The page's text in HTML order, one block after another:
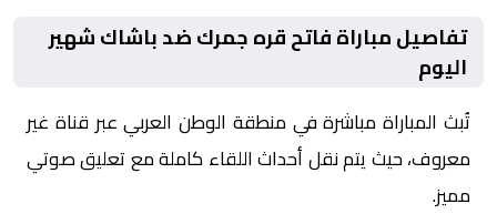
تفاصيل مباراة فاتح قره جمرك ضد باشاك شهير
اليوم
تُبث المباراة مباشرة في منطقة الوطن العربي عبر قناة غير
معروف، حيث يتم نقل أحداث اللقاء كاملة مع تعليق صوتي
مميز.